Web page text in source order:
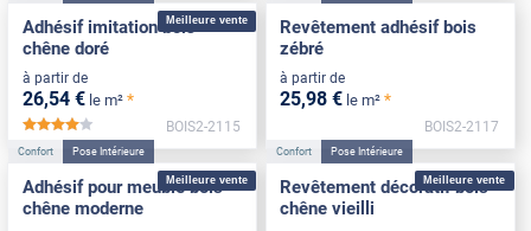
Meilleure vente
Adhésif imitation bois
chêne doré
à partir de
26,54 € le m² *
*****
BOIS2-2115
Revêtement adhésif bois
zébré
à partir de
25,98 € le m² *
BOIS2-2117
Meilleure vente
Confort Pose Intérieure
Adhésif pour meuble bois
chêne moderne
Meilleure vente
Confort Pose Intérieure
Revêtement décoratif bois
chêne vieilli